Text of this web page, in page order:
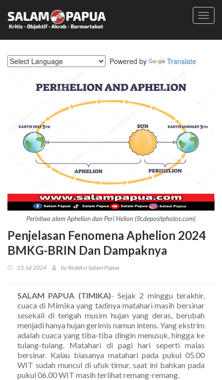
Powered by Translate
Peristiwa alam Aphelion dan Peri Helion (St.depositphotos.com)
Penjelasan Fenomena Aphelion 2024
BMKG-BRIN Dan Dampaknya
15 Jul 2024 by Redaksi Salam Papua
SALAM PAPUA (TIMIKA)- Sejak 2 minggu terakhir,
cuaca di Mimika yang tadinya matahari masih bersinar
sesekali di tengah musim hujan yang deras, berubah
menjadi hanya hujan gerimis namun intens. Yang ekstrim
adalah cuaca yang tiba-tiba dingin menusuk, hingga ke
tulang-tulang. Matahari di pagi hari seperti malas
bersinar. Kalau biasanya matahari pada pukul 05.00
WIT sudah muncul di ufuk timur, saat ini bahkan pada
pukul 06.00 WIT masih terlihat remang-remang.